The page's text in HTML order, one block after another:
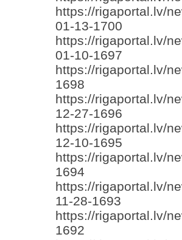
https://rigaportal.lv/
01-13-1700
https://rigaportal.lv/
01-10-1697
https://rigaportal.lv/
1698
https://rigaportal.lv/
12-27-1696
https://rigaportal.lv/
12-10-1695
https://rigaportal.lv/
1694
https://rigaportal.lv/
11-28-1693
https://rigaportal.lv/
1692